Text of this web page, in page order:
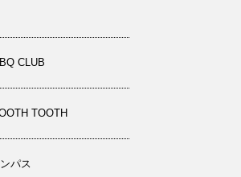
CLUB
TOOTH
パス